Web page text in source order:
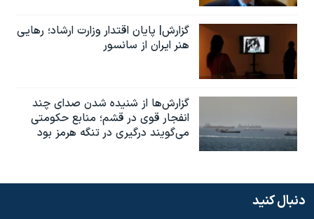
گزارش| پایان اقتدار وزارت ارشاد؛ رهایی
هنر ایران از سانسور
گزارش‌ها از شنیده شدن صدای چند
انفجار قوی در قشم؛ منابع حکومتی
می‌گویند درگیری در تنگه هرمز بود
دنبال کنید